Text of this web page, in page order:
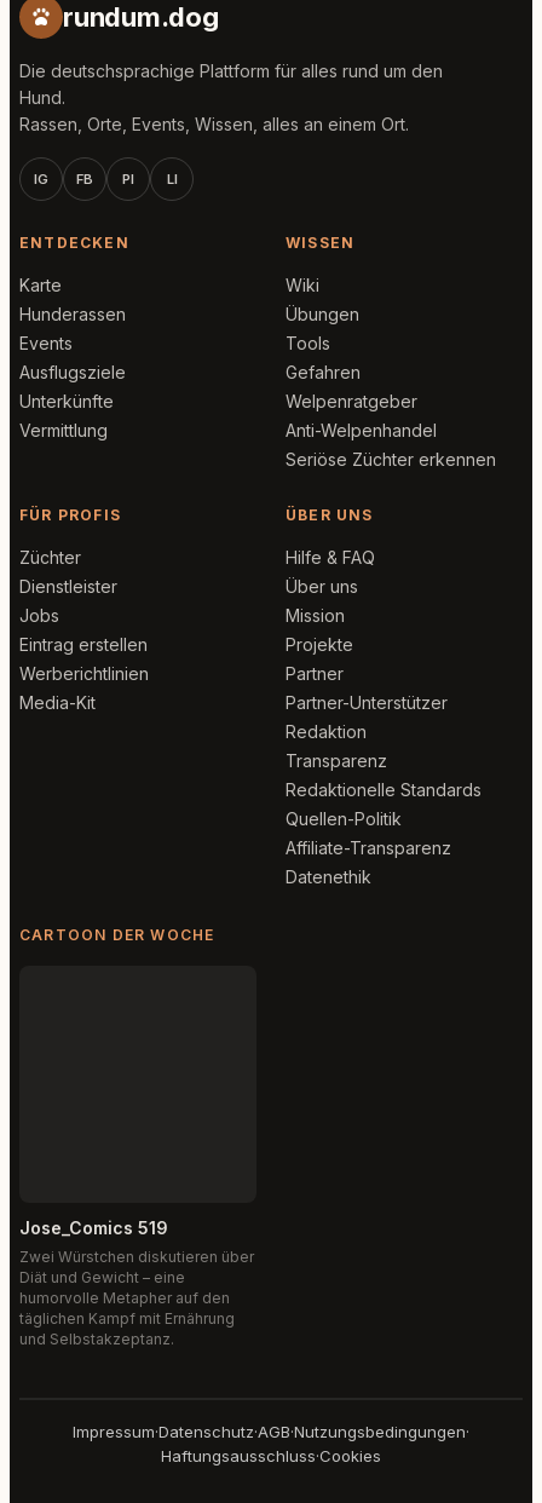
rundum.dog
Die deutschsprachige Plattform für alles rund um den
Hund.
Rassen, Orte, Events, Wissen, alles an einem Ort.
IG FB PI LI
ENTDECKEN
Karte
Hunderassen
Events
Ausflugsziele
Unterkünfte
Vermittlung
WISSEN
Wiki
Übungen
Tools
Gefahren
Welpenratgeber
Anti-Welpenhandel
Seriöse Züchter erkennen
FÜR PROFIS
Züchter
Dienstleister
Jobs
Eintrag erstellen
Werberichtlinien
Media-Kit
ÜBER UNS
Hilfe & FAQ
Über uns
Mission
Projekte
Partner
Partner-Unterstützer
Redaktion
Transparenz
Redaktionelle Standards
Quellen-Politik
Affiliate-Transparenz
Datenethik
CARTOON DER WOCHE
Jose_Comics 519
Zwei Würstchen diskutieren über
Diät und Gewicht – eine
humorvolle Metapher auf den
täglichen Kampf mit Ernährung
und Selbstakzeptanz.
Impressum·Datenschutz·AGB·Nutzungsbedingungen·
Haftungsausschluss·Cookies